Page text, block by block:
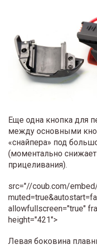
Еще одна кнопка для
между основными
«снайпера» под
(моментально снижает
прицеливания).
src="//coub.com/
allowfullscreen="true"
height="421">
Левая боковина